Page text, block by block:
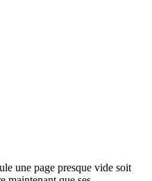
une page presque vide soit